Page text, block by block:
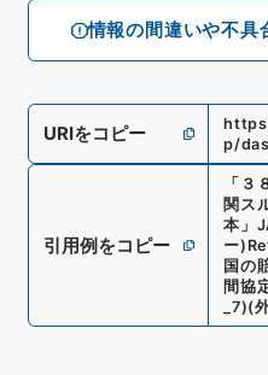
情報の間違いや不具
URIをコピー
p/
引用例をコピー
「 ３
関ス
本 」
ー)
国の
間協
_7)(